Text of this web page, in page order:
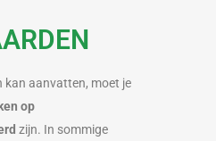
kan aanvatten, moet je
op
zijn. In sommige